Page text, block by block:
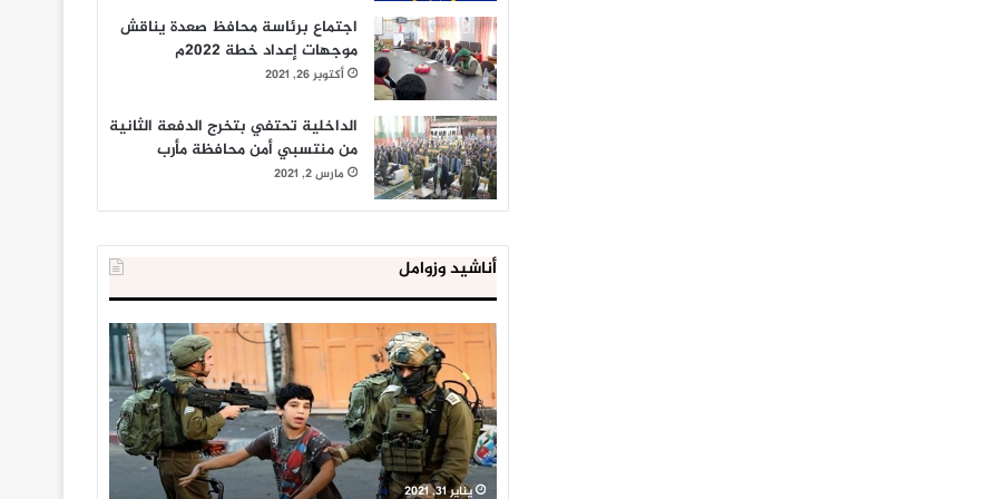
اجتماع برئاسة محافظ صعدة يناقش
موجهات إعداد خطة 2022م
أكتوبر 26, 2021
الداخلية تحتفي بتخرج الدفعة الثانية
من منتسبي أمن محافظة مأرب
مارس 2, 2021
أناشيد وزوامل
العدو
الإسرائيلي
اعتقل
543
طفلا
فلسطينيا
خلال
يناير 31, 2021
الداخلية
المصرية
تعلن
إحباط
‘مخطط
كبير’